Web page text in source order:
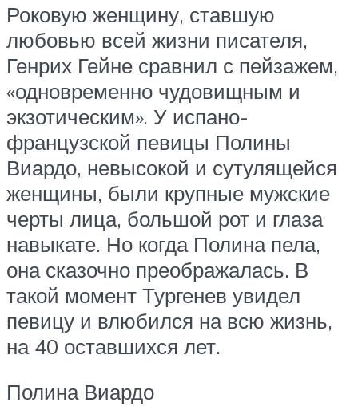
Роковую женщину, ставшую
любовью всей жизни писателя,
Генрих Гейне сравнил с пейзажем,
«одновременно чудовищным и
экзотическим». У испано-
французской певицы Полины
Виардо, невысокой и сутулящейся
женщины, были крупные мужские
черты лица, большой рот и глаза
навыкате. Но когда Полина пела,
она сказочно преображалась. В
такой момент Тургенев увидел
певицу и влюбился на всю жизнь,
на 40 оставшихся лет.
Полина Виардо